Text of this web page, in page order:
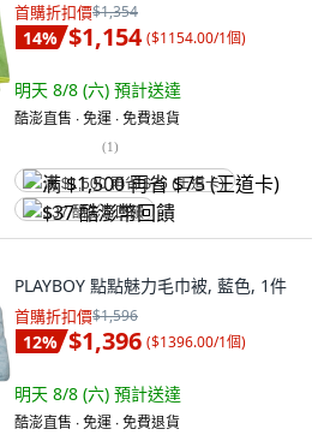
首購折扣價$1,354
14% $1,154 ($1154.00/1個)
明天 8/8 (六) 預計送達
酷澎直售 ∙ 免運 ∙ 免費退貨
(1)
满 $1,500 再省 $75 (王道卡)
$37 酷澎幣回饋
PLAYBOY 點點魅力毛巾被, 藍色, 1件
首購折扣價$1,596
12% $1,396 ($1396.00/1個)
明天 8/8 (六) 預計送達
酷澎直售 ∙ 免運 ∙ 免費退貨